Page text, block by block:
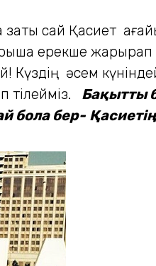
заты сай Қасиет
ерекше
Күздің әсем
тілейміз. Бақытты
бола бер-